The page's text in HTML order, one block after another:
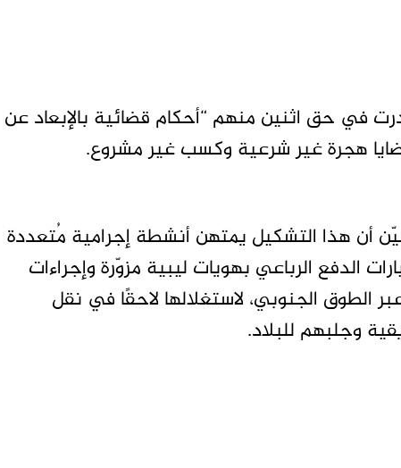
في حق اثنين منهم “أحكام قضائية بالإبعاد عن
أن هذا التشكيل يمتهن أنشطة إجرامية مُتعددة
الدفع الرباعي بهويات ليبية مزوّرة وإجراءات
الطوق الجنوبي، لاستغلالها لاحقًا في نقل
وجلبهم للبلاد.